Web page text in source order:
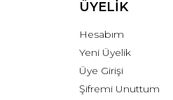
ÜYELİK
Hesabım
Yeni Üyelik
Üye Girişi
Şifremi Unuttum